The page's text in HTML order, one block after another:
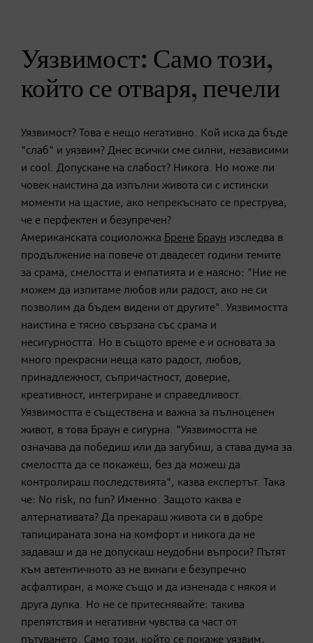
Уязвимост: Само този,
който се отваря, печели
Уязвимост? Това е нещо негативно. Кой иска да бъде
"слаб" и уязвим? Днес всички сме силни, независими
и cool. Допускане на слабост? Никога. Но може ли
човек наистина да изпълни живота си с истински
моменти на щастие, ако непрекъснато се преструва,
че е перфектен и безупречен?
Американската социоложка Брене Браун изследва в
продължение на повече от двадесет години темите
за срама, смелостта и емпатията и е наясно: "Ние не
можем да изпитаме любов или радост, ако не си
позволим да бъдем видени от другите". Уязвимостта
наистина е тясно свързана със срама и
несигурността. Но в същото време е и основата за
много прекрасни неща като радост, любов,
принадлежност, съпричастност, доверие,
креативност, интегриране и справедливост.
Уязвимостта е съществена и важна за пълноценен
живот, в това Браун е сигурна. "Уязвимостта не
означава да победиш или да загубиш, а става дума за
смелостта да се покажеш, без да можеш да
контролираш последствията", казва експертът. Така
че: No risk, no fun? Именно. Защото каква е
алтернативата? Да прекараш живота си в добре
тапицираната зона на комфорт и никога да не
задаваш и да не допускаш неудобни въпроси? Пътят
към автентичното аз не винаги е безупречно
асфалтиран, а може също и да изненада с някоя и
друга дупка. Но не се притеснявайте: такива
препятствия и негативни чувства са част от
пътуването. Само този, който се покаже уязвим,